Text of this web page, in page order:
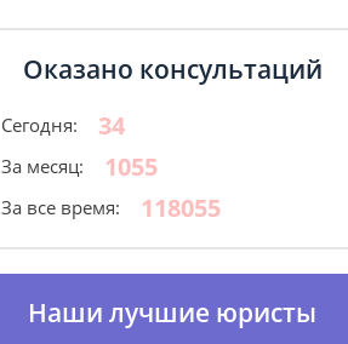
Оказано консультаций
Сегодня: 34
За месяц: 1055
За все время: 118055
Наши лучшие юристы